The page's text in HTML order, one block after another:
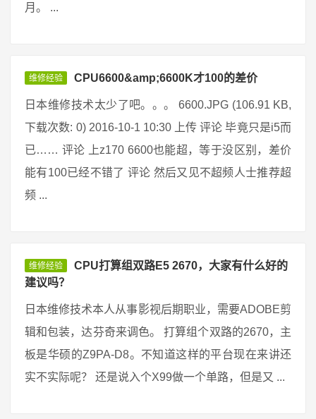
月。 ...
维修经验 CPU6600&amp;6600K才100的差价
日本维修技术太少了吧。。。 6600.JPG (106.91 KB,
下载次数: 0) 2016-10-1 10:30 上传 评论 毕竟只是i5而
已…… 评论 上z170 6600也能超，等于没区别，差价
能有100已经不错了 评论 然后又见不超频人士推荐超
频 ...
维修经验
CPU打算组双路E5 2670，大家有什么好的
建议吗？
日本维修技术本人从事影视后期职业，需要ADOBE剪
辑和包装，达芬奇来调色。 打算组个双路的2670，主
板是华硕的Z9PA-D8。不知道这样的平台现在来讲还
实不实际呢？ 还是说入个X99做一个单路，但是又 ...